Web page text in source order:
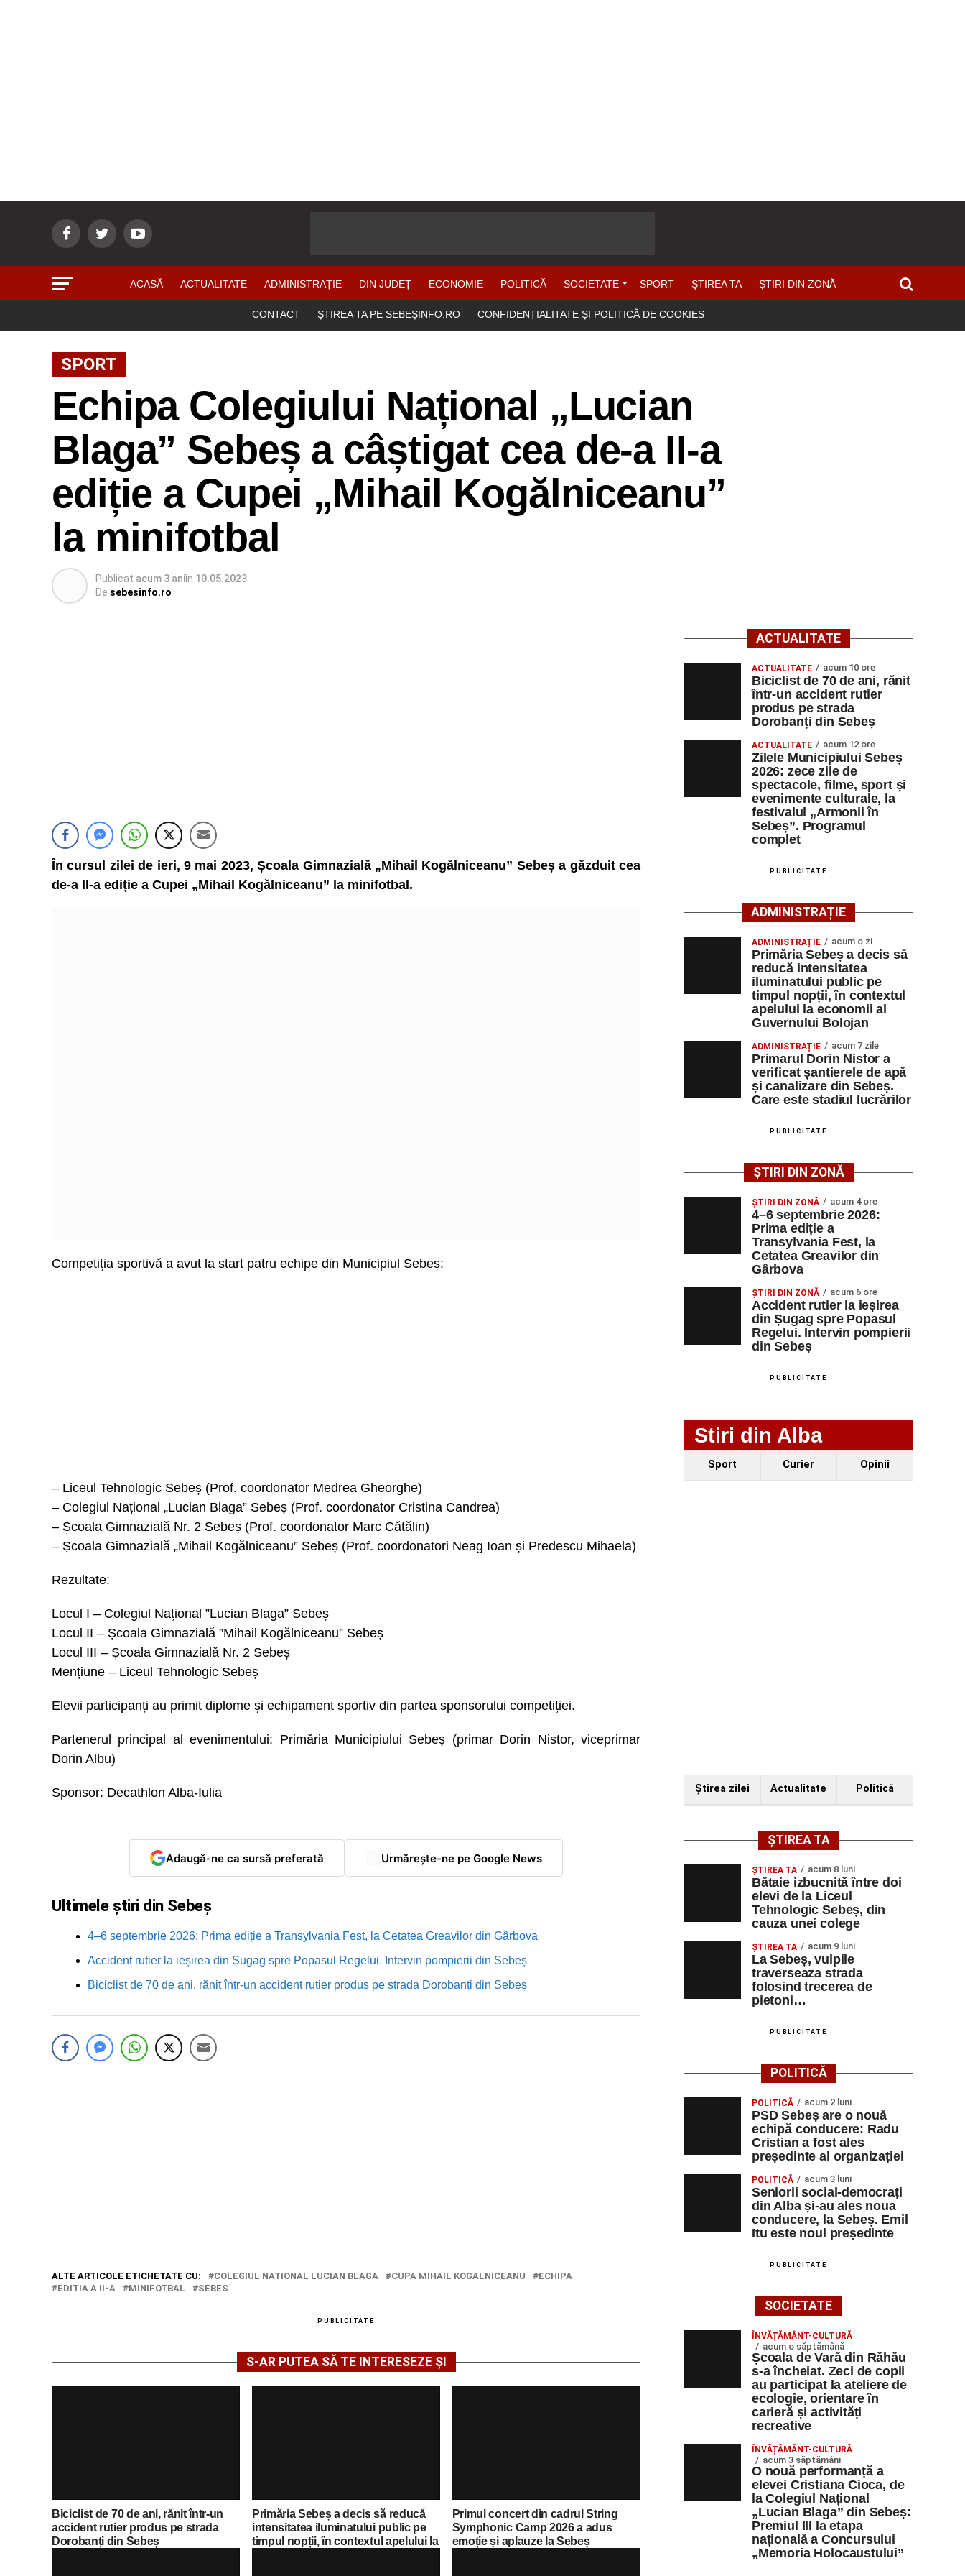
ACASĂ ACTUALITATE ADMINISTRAȚIE DIN JUDEȚ ECONOMIE POLITICĂ SOCIETATE SPORT ŞTIREA TA ȘTIRI DIN ZONĂ
CONTACT ȘTIREA TA PE SEBEȘINFO.RO CONFIDENȚIALITATE ȘI POLITICĂ DE COOKIES
SPORT
Echipa Colegiului Național „Lucian
Blaga” Sebeș a câștigat cea de-a II-a
ediție a Cupei „Mihail Kogălniceanu”
la minifotbal
Publicat acum 3 aniîn 10.05.2023
De sebesinfo.ro
În cursul zilei de ieri, 9 mai 2023, Școala Gimnazială „Mihail Kogălniceanu” Sebeș a găzduit cea
de-a II-a ediție a Cupei „Mihail Kogălniceanu” la minifotbal.
Competiția sportivă a avut la start patru echipe din Municipiul Sebeș:
– Liceul Tehnologic Sebeș (Prof. coordonator Medrea Gheorghe)
– Colegiul Național „Lucian Blaga” Sebeș (Prof. coordonator Cristina Candrea)
– Școala Gimnazială Nr. 2 Sebeș (Prof. coordonator Marc Cătălin)
– Școala Gimnazială „Mihail Kogălniceanu” Sebeș (Prof. coordonatori Neag Ioan și Predescu Mihaela)
Rezultate:
Locul I – Colegiul Național ”Lucian Blaga” Sebeș
Locul II – Școala Gimnazială ”Mihail Kogălniceanu” Sebeș
Locul III – Școala Gimnazială Nr. 2 Sebeș
Mențiune – Liceul Tehnologic Sebeș
Elevii participanți au primit diplome și echipament sportiv din partea sponsorului competiției.
Partenerul principal al evenimentului: Primăria Municipiului Sebeș (primar Dorin Nistor, viceprimar
Dorin Albu)
Sponsor: Decathlon Alba-Iulia
Adaugă-ne ca sursă preferată Urmărește-ne pe Google News
Ultimele știri din Sebeș
4–6 septembrie 2026: Prima ediție a Transylvania Fest, la Cetatea Greavilor din Gârbova
Accident rutier la ieșirea din Șugag spre Popasul Regelui. Intervin pompierii din Sebeș
Biciclist de 70 de ani, rănit într-un accident rutier produs pe strada Dorobanți din Sebeș
ALTE ARTICOLE ETICHETATE CU: COLEGIUL NATIONAL LUCIAN BLAGA CUPA MIHAIL KOGALNICEANU
ECHIPA
EDITIA A II-A
MINIFOTBAL SEBES
PUBLICITATE
S-AR PUTEA SĂ TE INTERESEZE ȘI
Biciclist de 70 de ani, rănit într-un
accident rutier produs pe strada
Dorobanți din Sebeș
Primăria Sebeș a decis să reducă
intensitatea iluminatului public pe
timpul nopții, în contextul apelului la
Primul concert din cadrul String
Symphonic Camp 2026 a adus
emoție și aplauze la Sebeș
ACTUALITATE
ACTUALITATE acum 10 ore
Biciclist de 70 de ani, rănit
într-un accident rutier
produs pe strada
Dorobanți din Sebeș
ACTUALITATE acum 12 ore
Zilele Municipiului Sebeș
2026: zece zile de
spectacole, filme, sport și
evenimente culturale, la
festivalul „Armonii în
Sebeș”. Programul
complet
PUBLICITATE
ADMINISTRAȚIE
ADMINISTRAȚIE acum o zi
Primăria Sebeș a decis să
reducă intensitatea
iluminatului public pe
timpul nopții, în contextul
apelului la economii al
Guvernului Bolojan
ADMINISTRAȚIE acum 7 zile
Primarul Dorin Nistor a
verificat șantierele de apă
și canalizare din Sebeș.
Care este stadiul lucrărilor
PUBLICITATE
ȘTIRI DIN ZONĂ
ȘTIRI DIN ZONĂ acum 4 ore
4–6 septembrie 2026:
Prima ediție a
Transylvania Fest, la
Cetatea Greavilor din
Gârbova
ȘTIRI DIN ZONĂ acum 6 ore
Accident rutier la ieșirea
din Șugag spre Popasul
Regelui. Intervin pompierii
din Sebeș
PUBLICITATE
Stiri din Alba
Sport Curier Opinii
Ştirea zilei Actualitate Politică
ȘTIREA TA
ŞTIREA TA acum 8 luni
Bătaie izbucnită între doi
elevi de la Liceul
Tehnologic Sebeș, din
cauza unei colege
ŞTIREA TA acum 9 luni
La Sebeș, vulpile
traverseaza strada
folosind trecerea de
pietoni…
PUBLICITATE
POLITICĂ
POLITICĂ acum 2 luni
PSD Sebeș are o nouă
echipă conducere: Radu
Cristian a fost ales
președinte al organizației
POLITICĂ acum 3 luni
Seniorii social-democrați
din Alba și-au ales noua
conducere, la Sebeș. Emil
Itu este noul președinte
PUBLICITATE
SOCIETATE
ÎNVĂȚĂMÂNT-CULTURĂ
acum o săptămână
Școala de Vară din Răhău
s-a încheiat. Zeci de copii
au participat la ateliere de
ecologie, orientare în
carieră și activități
recreative
ÎNVĂȚĂMÂNT-CULTURĂ
acum 3 săptămâni
O nouă performanță a
elevei Cristiana Cioca, de
la Colegiul Național
„Lucian Blaga” din Sebeș:
Premiul III la etapa
națională a Concursului
„Memoria Holocaustului”